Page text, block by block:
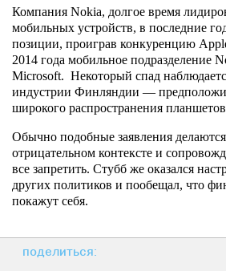
Компания Nokia, долгое время
мобильных устройств, в последние
позиции, проиграв конкуренцию
2014 года мобильное подразделение
Microsoft. Некоторый спад
индустрии Финляндии —
широкого распространения
Обычно подобные заявления делаются
отрицательном контексте и
все запретить. Стубб же оказался
других политиков и пообещал, что
покажут себя.
поделиться: